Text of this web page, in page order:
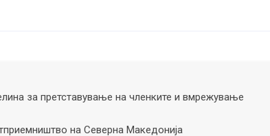
за претставување на членките и вмрежување
на Северна Македонија